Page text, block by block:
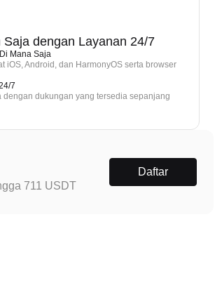
Saja dengan Layanan 24/7
Mana Saja
iOS, Android, dan HarmonyOS serta browser
7
dengan dukungan yang tersedia sepanjang
711 USDT
Daftar